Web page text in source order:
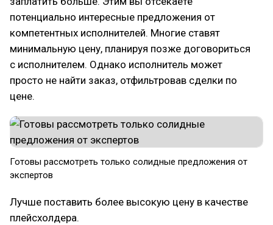
потенциально интересные предложения от
компетентных исполнителей. Многие ставят
минимальную цену, планируя позже договориться
с исполнителем. Однако исполнитель может
просто не найти заказ, отфильтровав сделки по
цене.
Готовы рассмотреть только солидные предложения от
экспертов
Лучше поставить более высокую цену в качестве
плейсхолдера.